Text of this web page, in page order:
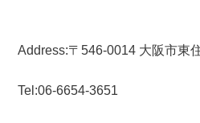
Address:〒546-0014 大阪市東
Tel:06-6654-3651